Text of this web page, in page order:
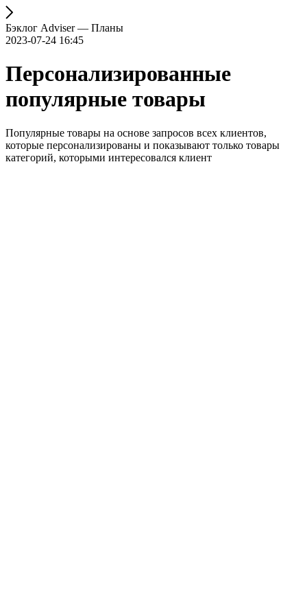
Бэклог Adviser — Планы
2023-07-24 16:45
Персонализированные
популярные товары
Популярные товары на основе запросов всех клиентов,
которые персонализированы и показывают только товары
категорий, которыми интересовался клиент